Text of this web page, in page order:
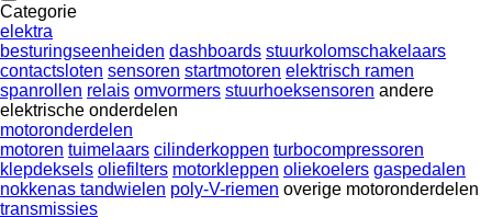
Categorie
elektra
besturingseenheiden dashboards stuurkolomschakelaars
contactsloten sensoren startmotoren elektrisch ramen
spanrollen relais omvormers stuurhoeksensoren andere
elektrische onderdelen
motoronderdelen
motoren tuimelaars cilinderkoppen turbocompressoren
klepdeksels oliefilters motorkleppen oliekoelers gaspedalen
nokkenas tandwielen poly-V-riemen overige motoronderdelen
transmissies